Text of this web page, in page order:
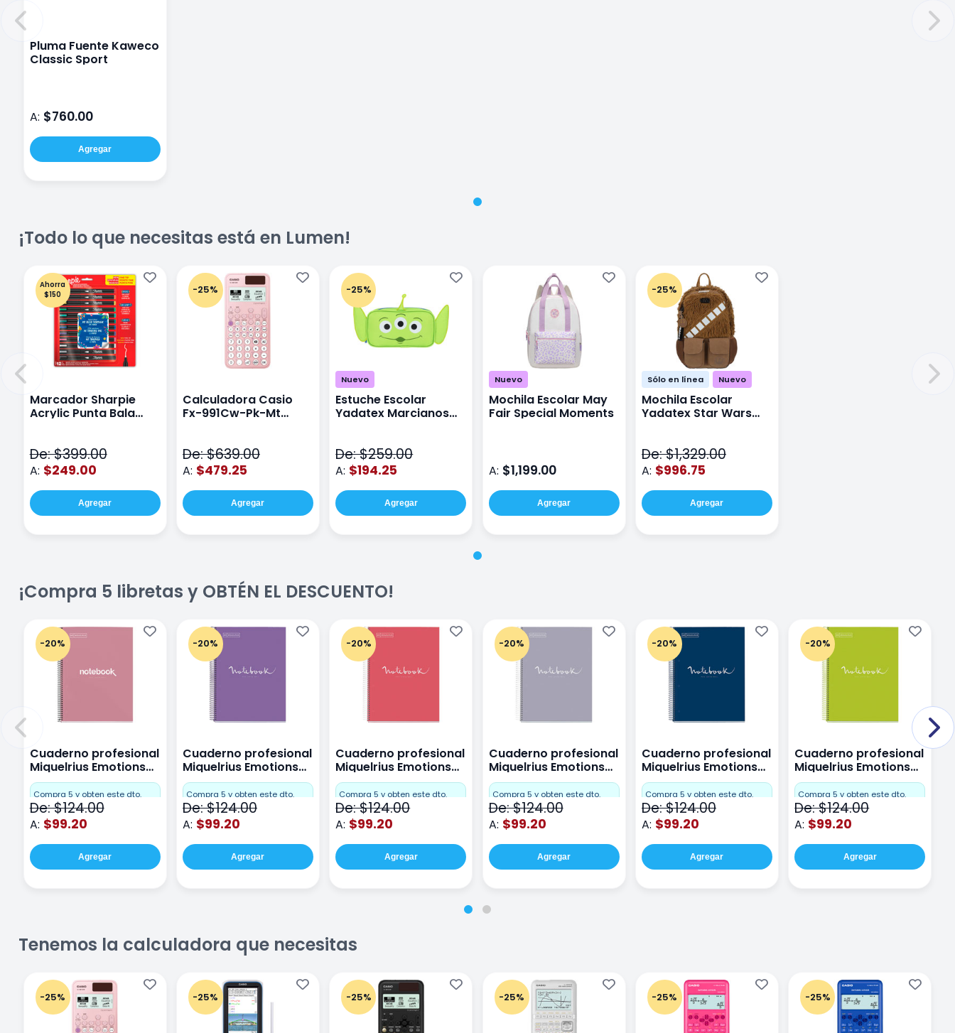
Pluma Fuente Kaweco
Classic Sport
A: $760.00
Agregar
¡Todo lo que necesitas está en Lumen!
Ahorra
$150
Marcador Sharpie
Acrylic Punta Bala
De: $399.00
A: $249.00
Agregar
-25%
Calculadora Casio
Fx-991Cw-Pk-Mt
De: $639.00
A: $479.25
Agregar
-25%
Nuevo
Estuche Escolar
Yadatex Marcianos
De: $259.00
A: $194.25
Agregar
Nuevo
Mochila Escolar May
Fair Special Moments
A: $1,199.00
Agregar
-25%
Sólo en línea Nuevo
Mochila Escolar
Yadatex Star Wars
De: $1,329.00
A: $996.75
Agregar
¡Compra 5 libretas y OBTÉN EL DESCUENTO!
-20%
Cuaderno profesional
Miquelrius Emotions
Cuadro Chico 80
hojas Rosa
Compra 5 y obten este dto.
De: $124.00
A: $99.20
Agregar
-20%
Cuaderno profesional
Miquelrius Emotions
raya 80 hojas Purpura
Compra 5 y obten este dto.
De: $124.00
A: $99.20
Agregar
-20%
Cuaderno profesional
Miquelrius Emotions
raya 80 hojas Coral
Compra 5 y obten este dto.
De: $124.00
A: $99.20
Agregar
-20%
Cuaderno profesional
Miquelrius Emotions
raya 80 hojas Gris
Compra 5 y obten este dto.
De: $124.00
A: $99.20
Agregar
-20%
Cuaderno profesional
Miquelrius Emotions
Dots 80 hojas
Compra 5 y obten este dto.
De: $124.00
A: $99.20
Agregar
-20%
Cuaderno profesional
Miquelrius Emotions
Dots 80 hojas Lima
Compra 5 y obten este dto.
De: $124.00
A: $99.20
Agregar
Tenemos la calculadora que necesitas
-25% -25% -25% -25% -25% -25%